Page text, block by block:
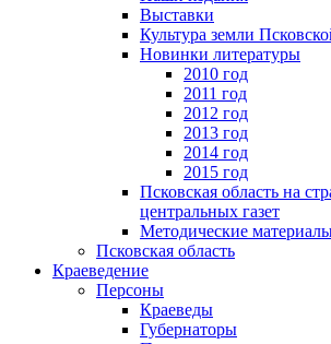
Выставки
Культура земли
Новинки литературы
2010 год
2011 год
2012 год
2013 год
2014 год
2015 год
Псковская область на
центральных газет
Методические
Псковская область
Краеведение
Персоны
Краеведы
Губернаторы